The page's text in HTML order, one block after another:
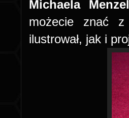
Michaela
możecie znać
ilustrował, jak i